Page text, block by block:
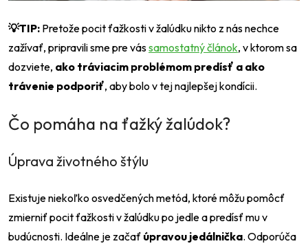
💡TIP: Pretože pocit ťažkosti v žalúdku nikto z nás nechce
zažívať, pripravili sme pre vássamostatný článok, v ktorom sa
dozviete, ako tráviacim problémom predísť a ako
trávenie podporiť, aby bolo v tej najlepšej kondícii.
Čo pomáha na ťažký žalúdok?
Úprava životného štýlu
Existuje niekoľko osvedčených metód, ktoré môžu pomôcť
zmierniť pocit ťažkosti v žalúdku po jedle a predísť mu v
budúcnosti. Ideálne je začať úpravou jedálnička. Odporúča